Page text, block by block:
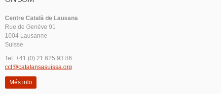
Centre Català de Lausana
Rue de Genève 91
1004 Lausanne
Suisse
Tel: +41 (0) 21 625 93 86
ccl@catalansasuissa.org
Més info